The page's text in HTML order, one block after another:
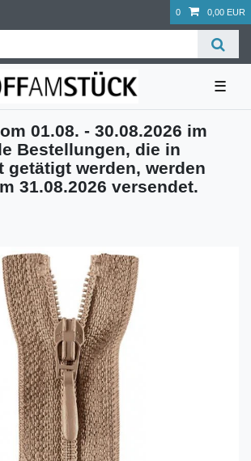
0 0,00 EUR
☰
01.08. - 30.08.2026 im
Bestellungen, die in
getätigt werden, werden
31.08.2026 versendet.